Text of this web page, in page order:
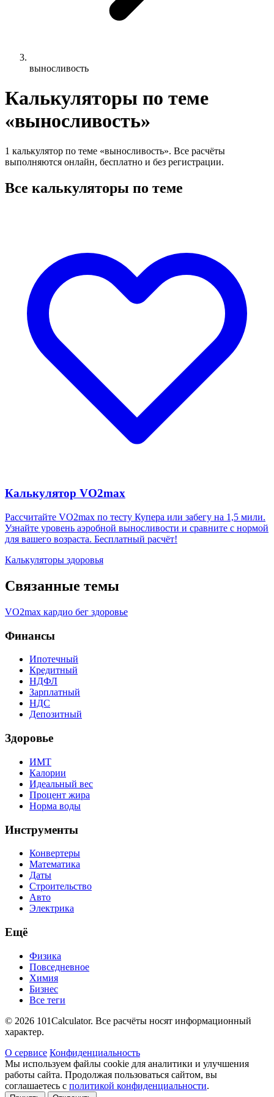
выносливость
Калькуляторы по теме
«выносливость»
1 калькулятор по теме «выносливость». Все расчёты
выполняются онлайн, бесплатно и без регистрации.
Все калькуляторы по теме
Калькулятор VO2max
Рассчитайте VO2max по тесту Купера или забегу на 1,5 мили.
Узнайте уровень аэробной выносливости и сравните с нормой
для вашего возраста. Бесплатный расчёт!
Калькуляторы здоровья
Связанные темы
VO2max кардио бег здоровье
Финансы
Ипотечный
Кредитный
НДФЛ
Зарплатный
НДС
Депозитный
Здоровье
ИМТ
Калории
Идеальный вес
Процент жира
Норма воды
Инструменты
Конвертеры
Математика
Даты
Строительство
Авто
Электрика
Ещё
Физика
Повседневное
Химия
Бизнес
Все теги
© 2026 101Calculator. Все расчёты носят информационный
характер.
О сервисе Конфиденциальность
Мы используем файлы cookie для аналитики и улучшения
работы сайта. Продолжая пользоваться сайтом, вы
соглашаетесь с политикой конфиденциальности.